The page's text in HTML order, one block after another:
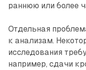
раннюю или более
Отдельная
к анализам.
исследования
например, сдачи